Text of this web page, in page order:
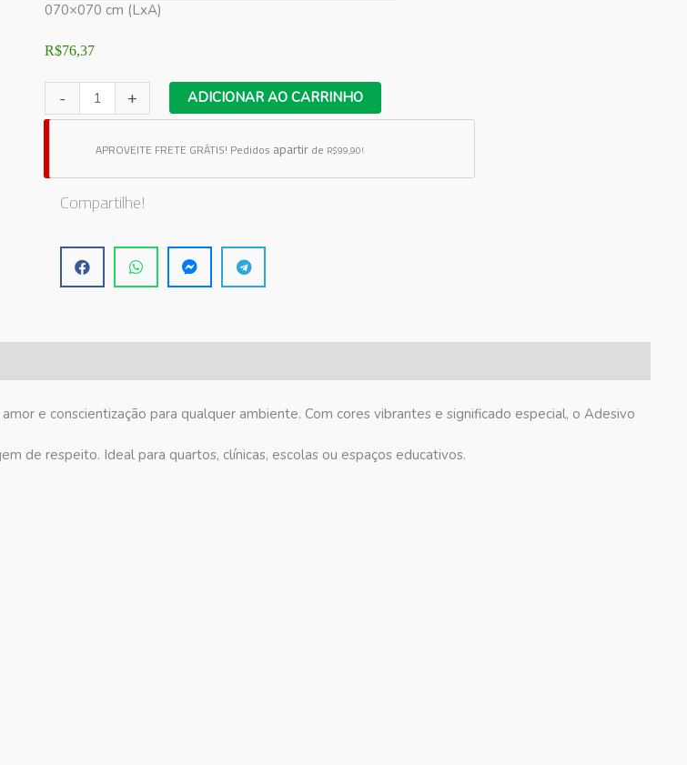
070×070 cm (LxA)
R$76,37
-
Adesivo
de
Autismo
+ ADICIONAR AO CARRINHO
APROVEITE FRETE GRÁTIS! Pedidos apartirde R$99,90!
Compartilhe!
e conscientização para qualquer ambiente. Com cores vibrantes e significado especial, o Adesivo
de respeito. Ideal para quartos, clínicas, escolas ou espaços educativos.